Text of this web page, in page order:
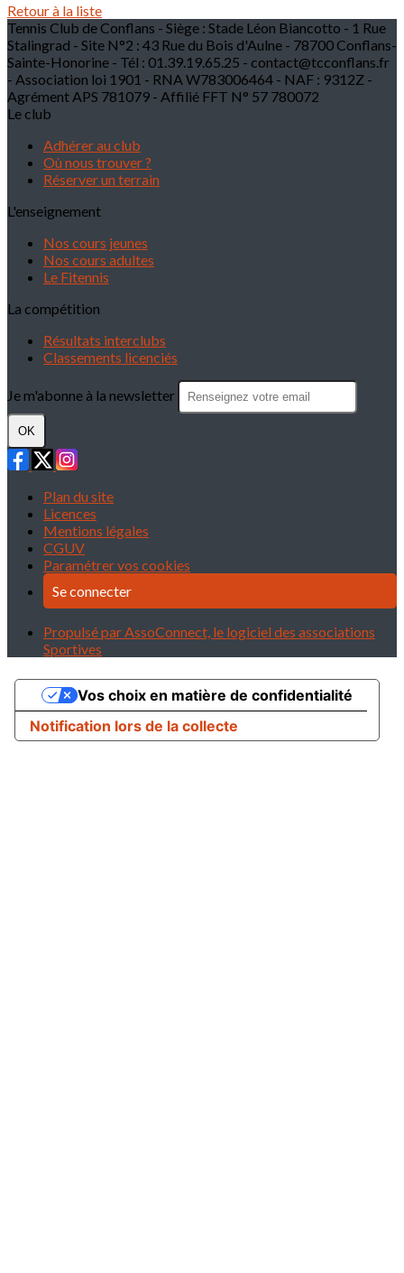
Retour à la liste
Tennis Club de Conflans - Siège : Stade Léon Biancotto - 1 Rue
Stalingrad - Site N°2 : 43 Rue du Bois d'Aulne - 78700 Conflans-
Sainte-Honorine - Tél : 01.39.19.65.25 - contact@tcconflans.fr
- Association loi 1901 - RNA W783006464 - NAF : 9312Z -
Agrément APS 781079 - Affilié FFT N° 57 780072
Le club
Adhérer au club
Où nous trouver ?
Réserver un terrain
L'enseignement
Nos cours jeunes
Nos cours adultes
Le Fitennis
La compétition
Résultats interclubs
Classements licenciés
Je m'abonne à la newsletter
OK
Plan du site
Licences
Mentions légales
CGUV
Paramétrer vos cookies
Se connecter
Propulsé par AssoConnect, le logiciel des associations
Sportives
Notification lors de la collecte
Vos choix en matière de confidentialité